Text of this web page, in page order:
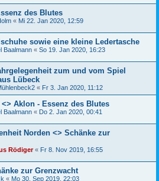
des Blutes
« Mi 22. Jan 2020, 12:59
sowie eine kleine Ledertasche
Baalmann « So 19. Jan 2020, 16:23
zum und vom Spiel
Lübeck
« Fr 3. Jan 2020, 11:12
Aklon - Essenz des Blutes
Baalmann « Do 2. Jan 2020, 00:41
Norden <> Schänke zur
Rödiger« Fr 8. Nov 2019, 16:55
zur Grenzwacht
« Mo 30. Sep 2019, 22:03